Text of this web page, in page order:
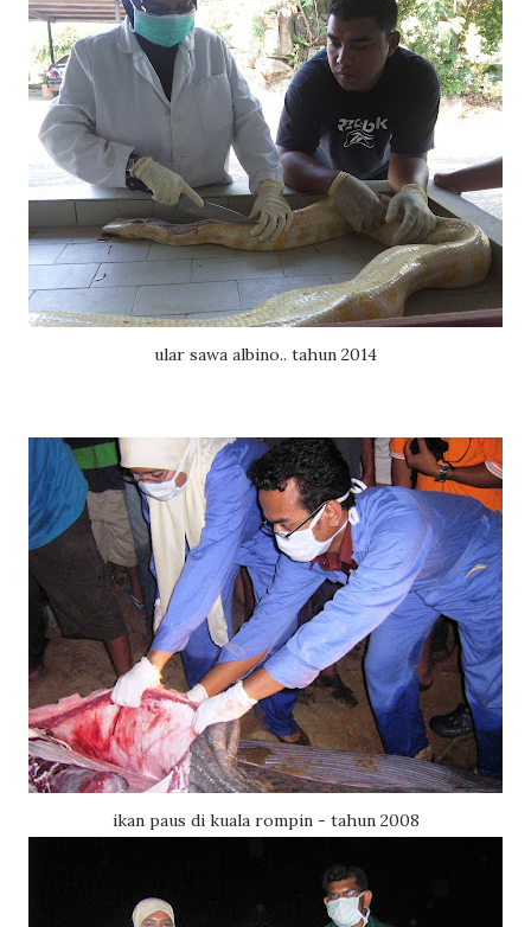
ular sawa albino.. tahun 2014
ikan paus di kuala rompin - tahun 2008